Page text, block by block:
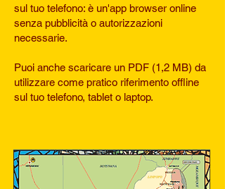
sul tuo telefono: è un'app browser online
senza pubblicità o autorizzazioni
necessarie.
Puoi anche scaricare un PDF (1,2 MB) da
utilizzare come pratico riferimento offline
sul tuo telefono, tablet o laptop.